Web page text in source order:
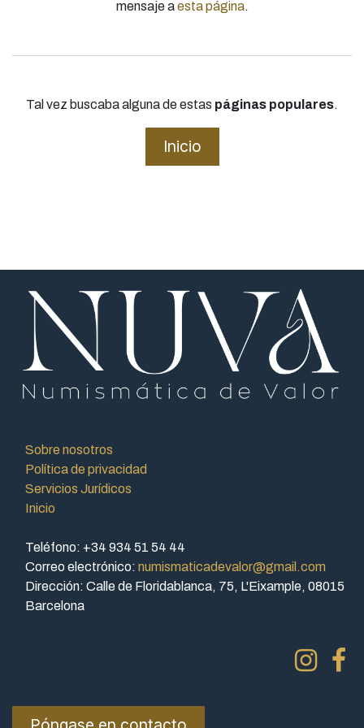
mensaje aesta página.
Tal vez buscaba alguna de estas páginas populares.
Inicio
Sobre nosotros
Política de privacidad
Servicios Jurídicos
Inicio
Teléfono: +34 934 51 54 44
Correo electrónico: numismaticadevalor@gmail.com
Dirección: Calle de Floridablanca, 75, L'Eixample, 08015
Barcelona